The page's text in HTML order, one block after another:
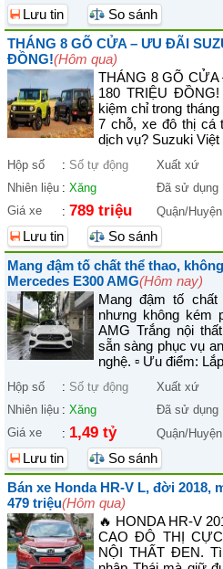
Lưu tin
So sánh
THÁNG 8 GÕ CỬA – ƯU ĐÃI
ĐỒNG!(Hôm qua)
THÁNG 8 GÕ
180 TRIỆU
kiệm chỉ trong
7 chỗ, xe đô thị cá
dịch vụ? Suzuki Việt
Hộp số : Số tự động Xuất xứ
Nhiên liệu : Xăng Đã sử dụng
Giá xe
: 789 triệu Quận/Huyện
Lưu tin
So sánh
Mang đậm tố chất thể thao,
Mercedes E300 AMG(Hôm nay)
Mang đậm tố
nhưng không kém
AMG Trắng nội
sẵn sàng phục vụ
nghệ. ▫ Ưu điểm:
Hộp số : Số tự động Xuất xứ
Nhiên liệu : Xăng Đã sử dụng
Giá xe
: 1,49 tỷ Quận/Huyện
Lưu tin
So sánh
Bán xe Honda HR-V L, đời 2018,
479 triệu(Hôm qua)
🔥 HONDA HR-V
CAO ĐÔ THỊ
NỘI THẤT ĐEN.